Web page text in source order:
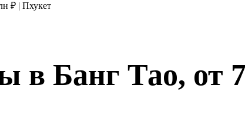
₽ | Пхукет
в Банг Тао, от